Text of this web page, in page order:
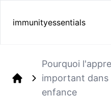
immunityessentials
Pourquoi
important dans
enfance